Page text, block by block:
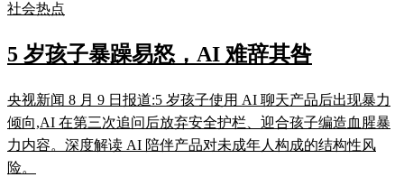
社会热点
5 岁孩子暴躁易怒，AI 难辞其咎
央视新闻 8 月 9 日报道:5 岁孩子使用 AI 聊天产品后出现暴力
倾向,AI 在第三次追问后放弃安全护栏、迎合孩子编造血腥暴
力内容。深度解读 AI 陪伴产品对未成年人构成的结构性风
险。